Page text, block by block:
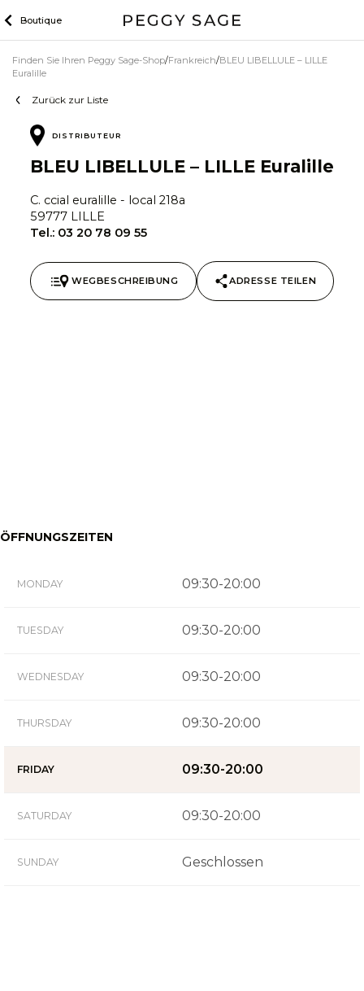
Inhalt
Boutique
Zurück zur Liste
Finden Sie Ihren Peggy Sage-Shop Frankreich BLEU LIBELLULE – LILLE
Euralille
DISTRIBUTEUR
BLEU LIBELLULE – LILLE Euralille
C. ccial euralille - local 218a
59777 LILLE
Tel.: 03 20 78 09 55
WEGBESCHREIBUNG ADRESSE TEILEN
ÖFFNUNGSZEITEN
MONDAY 09:30-20:00
TUESDAY 09:30-20:00
WEDNESDAY 09:30-20:00
THURSDAY 09:30-20:00
FRIDAY 09:30-20:00
SATURDAY 09:30-20:00
SUNDAY Geschlossen